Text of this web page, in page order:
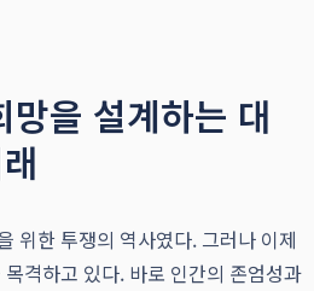
을 설계하는 대
위한 투쟁의 역사였다. 그러나 이제
격하고 있다. 바로 인간의 존엄성과